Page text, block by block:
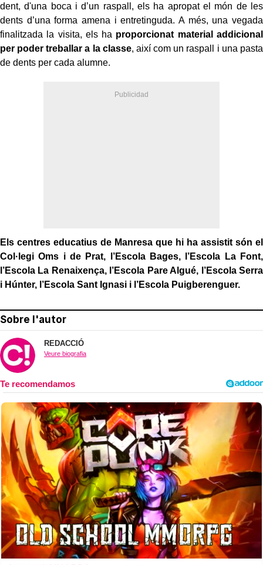
dent, d'una boca i d’un raspall, els ha apropat el món de les
dents d’una forma amena i entretinguda. A més, una vegada
finalitzada la visita, els ha proporcionat material addicional
per poder treballar a la classe, així com un raspall i una pasta
de dents per cada alumne.
Els centres educatius de Manresa que hi ha assistit són el
Col·legi Oms i de Prat, l’Escola Bages, l’Escola La Font,
l’Escola La Renaixença, l’Escola Pare Algué, l’Escola Serra
i Húnter, l’Escola Sant Ignasi i l’Escola Puigberenguer.
Sobre l'autor
REDACCIÓ
Veure biografia